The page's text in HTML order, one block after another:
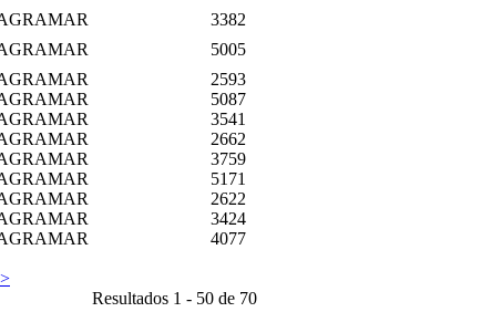
3382
5005
2593
5087
3541
2662
3759
5171
2622
3424
4077
Resultados 1 - 50 de 70